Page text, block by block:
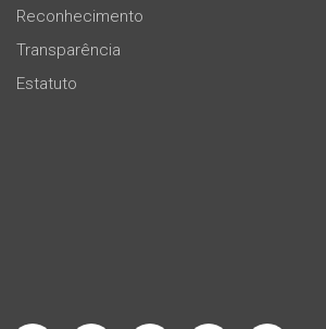
Reconhecimento
Transparência
Estatuto